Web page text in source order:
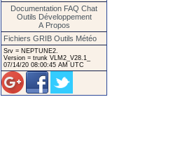
Documentation FAQ Chat
Outils Développement
A Propos
Fichiers GRIB Outils Météo
Srv = NEPTUNE2.
Version = trunk VLM2_V28.1_
07/14/20 08:00:45 AM UTC